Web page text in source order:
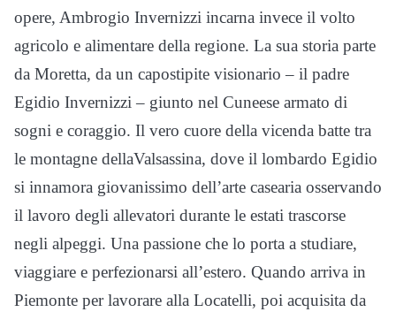
opere, Ambrogio Invernizzi incarna invece il volto
agricolo e alimentare della regione. La sua storia parte
da Moretta, da un capostipite visionario – il padre
Egidio Invernizzi – giunto nel Cuneese armato di
sogni e coraggio. Il vero cuore della vicenda batte tra
le montagne dellaValsassina, dove il lombardo Egidio
si innamora giovanissimo dell’arte casearia osservando
il lavoro degli allevatori durante le estati trascorse
negli alpeggi. Una passione che lo porta a studiare,
viaggiare e perfezionarsi all’estero. Quando arriva in
Piemonte per lavorare alla Locatelli, poi acquisita da